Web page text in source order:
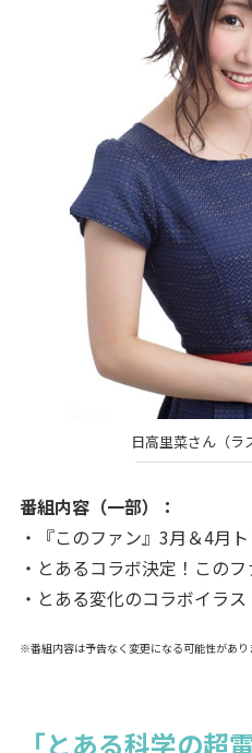
日高里菜さん（ラ
番組内容（一部）：
・『このファン』3月＆4月
・とあるコラボ決定！この
・とある変化のコラボイラス
※番組内容は予告なく変更になる可能性があり
「とある科学の超